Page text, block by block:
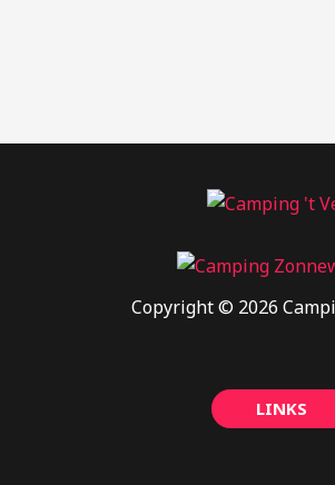
Copyright © 2026
LINKS